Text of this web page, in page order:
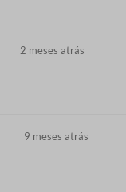
2 meses atrás
9 meses atrás